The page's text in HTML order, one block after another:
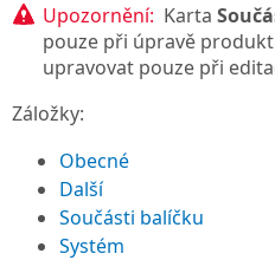
Upozornění: Karta
pouze při úpravě
upravovat pouze při
Záložky:
Obecné
Další
Součásti balíčku
Systém